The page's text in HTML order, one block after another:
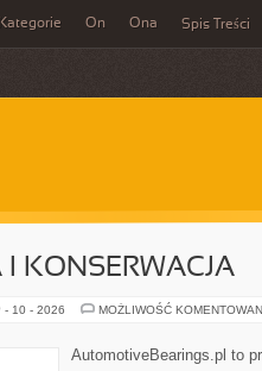
Kategorie On Ona Spis Treści
I KONSERWACJA
- 10 - 2026 MOŻLIWOŚĆ
AutomotiveBearings.pl to